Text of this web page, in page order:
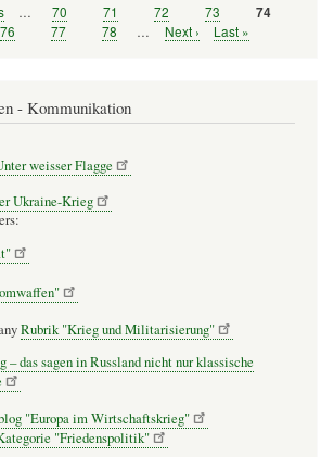
… Seite
70 Seite
71 Seite
72 Seite
73 Seite
74
Seite
76 Seite
77 Seite
78 …
Nächste
Next ›
Letzte
Last »
- Kommunikation
weisser Flagge
Ukraine-Krieg
Rubrik "Krieg und Militarisierung"
das sagen in Russland nicht nur klassische
"Europa im Wirtschaftskrieg"
"Friedenspolitik"